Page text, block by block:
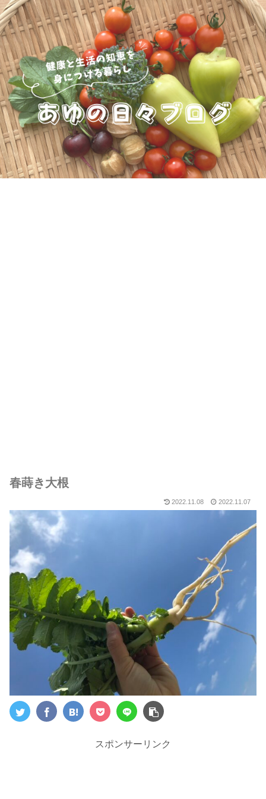
春蒔き大根
2022.11.08 2022.11.07
スポンサーリンク